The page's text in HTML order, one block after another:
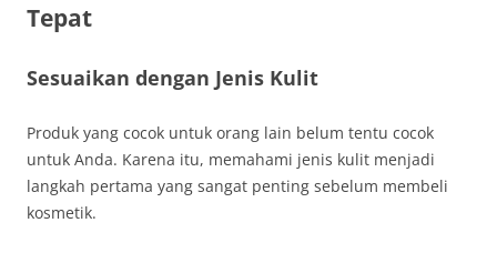
Tepat
Sesuaikan dengan Jenis Kulit
Produk yang cocok untuk orang lain belum tentu cocok
untuk Anda. Karena itu, memahami jenis kulit menjadi
langkah pertama yang sangat penting sebelum membeli
kosmetik.